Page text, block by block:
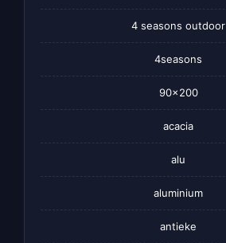
4 seasons outdoor
4seasons
90×200
acacia
alu
aluminium
antieke